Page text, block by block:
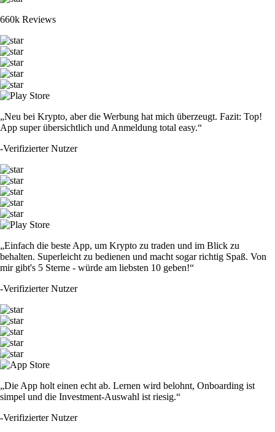
660k Reviews
„Neu bei Krypto, aber die Werbung hat mich überzeugt. Fazit: Top!
App super übersichtlich und Anmeldung total easy.“
-Verifizierter Nutzer
„Einfach die beste App, um Krypto zu traden und im Blick zu
behalten. Superleicht zu bedienen und macht sogar richtig Spaß. Von
mir gibt's 5 Sterne - würde am liebsten 10 geben!“
-Verifizierter Nutzer
„Die App holt einen echt ab. Lernen wird belohnt, Onboarding ist
simpel und die Investment-Auswahl ist riesig.“
-Verifizierter Nutzer